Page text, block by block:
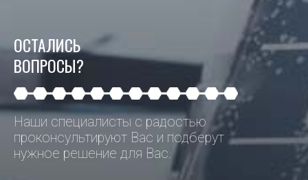
ОСТАЛИСЬ
ВОПРОСЫ?
Наши специалисты с радостью
проконсультируют Вас и подберут
нужное решение для Вас.